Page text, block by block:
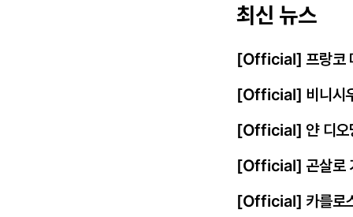
최신 뉴스
[Official] 프랑코
[Official] 비니시
[Official] 얀 디오
[Official] 곤살로
[Official] 카를로